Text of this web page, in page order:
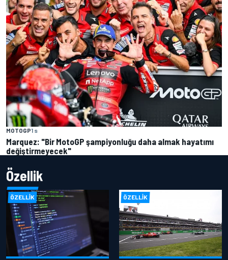
MOTOGP1 s
Marquez: "Bir MotoGP şampiyonluğu daha almak hayatımı
değiştirmeyecek"
Özellik
ÖZELLIK ÖZELLIK